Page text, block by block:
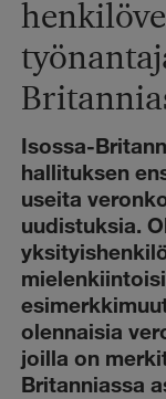
Isossa-
hallituksen
useita
uudistuksia.
olennaisia
joilla on
Britanniassa